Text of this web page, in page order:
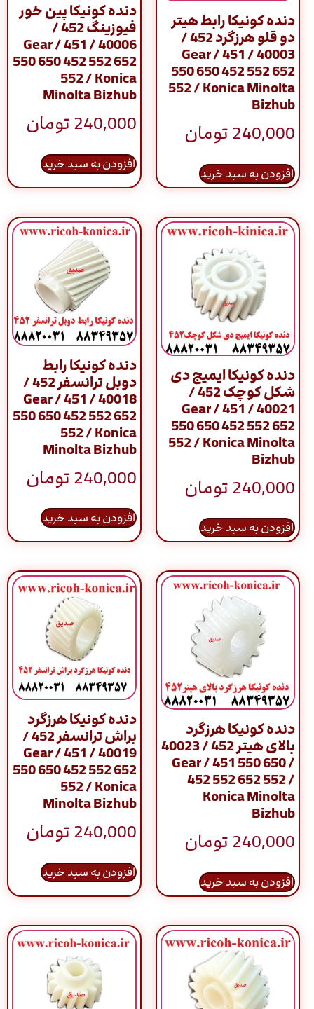
دنده کونیکا رابط هیتر
دو قلو هرزگرد 452 /
40003 / Gear / 451
550 650 452 552 652
552 / Konica Minolta
Bizhub
240,000تومان
افزودن به سبد خرید
دنده کونیکا پین خور
فیوزینگ 452 /
40006 / Gear / 451
550 650 452 552 652
552 / Konica
Minolta Bizhub
240,000تومان
افزودن به سبد خرید
دنده کونیکا ایمیج دی
شکل کوچک 452 /
40021 / Gear / 451
550 650 452 552 652
552 / Konica Minolta
Bizhub
240,000تومان
افزودن به سبد خرید
دنده کونیکا رابط
دوبل ترانسفر 452 /
40018 / Gear / 451
550 650 452 552 652
552 / Konica
Minolta Bizhub
240,000تومان
افزودن به سبد خرید
دنده کونیکا هرزگرد
بالای هیتر 452 / 40023
/ Gear / 451 550 650
452 552 652 552 /
Konica Minolta
Bizhub
240,000تومان
افزودن به سبد خرید
دنده کونیکا هرزگرد
براش ترانسفر 452 /
40019 / Gear / 451
550 650 452 552 652
552 / Konica
Minolta Bizhub
240,000تومان
افزودن به سبد خرید